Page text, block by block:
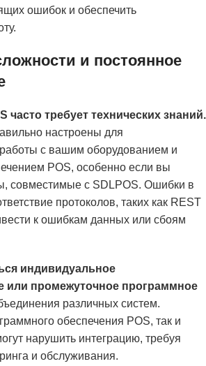
ошибок и обеспечить
и постоянное
часто требует технических знаний.
настроены для
с вашим оборудованием и
POS, особенно если вы
совместимые с SDLPOS. Ошибки в
протоколов, таких как REST
к ошибкам данных или сбоям
индивидуальное
или промежуточное программное
различных систем.
обеспечения POS, так и
нарушить интеграцию, требуя
и обслуживания.